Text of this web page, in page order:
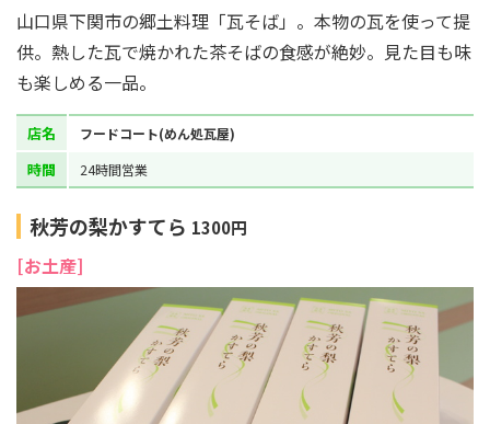
山口県下関市の郷土料理「瓦そば」。本物の瓦を使って提
供。熱した瓦で焼かれた茶そばの食感が絶妙。見た目も味
も楽しめる一品。
店名 フードコート(めん処瓦屋)
時間 24時間営業
秋芳の梨かすてら 1300円
[お土産]